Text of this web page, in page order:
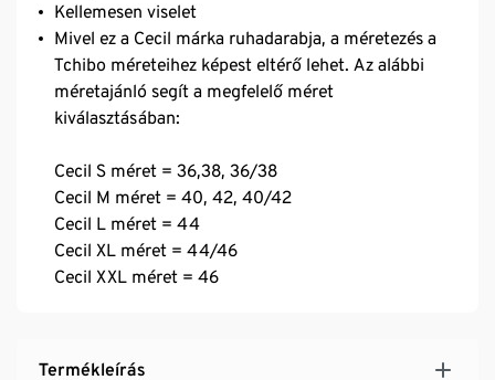
Kellemesen viselet
Mivel ez a Cecil márka ruhadarabja, a méretezés a
Tchibo méreteihez képest eltérő lehet. Az alábbi
méretajánló segít a megfelelő méret
kiválasztásában:
Cecil S méret = 36,38, 36/38
Cecil M méret = 40, 42, 40/42
Cecil L méret = 44
Cecil XL méret = 44/46
Cecil XXL méret = 46
Termékleírás